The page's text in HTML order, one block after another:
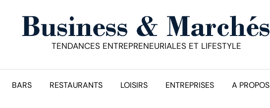
TENDANCES ENTREPRENEURIALES ET LIFESTYLE
BARS RESTAURANTS LOISIRS ENTREPRISES A PROPOS